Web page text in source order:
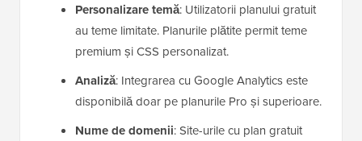
Personalizare temă: Utilizatorii planului gratuit
au teme limitate. Planurile plătite permit teme
premium și CSS personalizat.
Analiză: Integrarea cu Google Analytics este
disponibilă doar pe planurile Pro și superioare.
Nume de domenii: Site-urile cu plan gratuit